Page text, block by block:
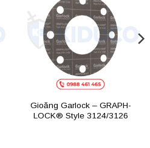
wishlist
Gioăng Garlock – GRAPH-
LOCK® Style 3124/3126